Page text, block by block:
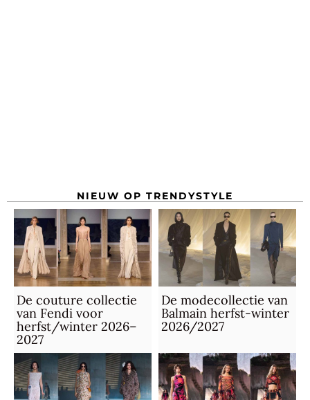
NIEUW OP TRENDYSTYLE
De couture collectie
van Fendi voor
herfst/winter 2026–
2027
De modecollectie van
Balmain herfst-winter
2026/2027